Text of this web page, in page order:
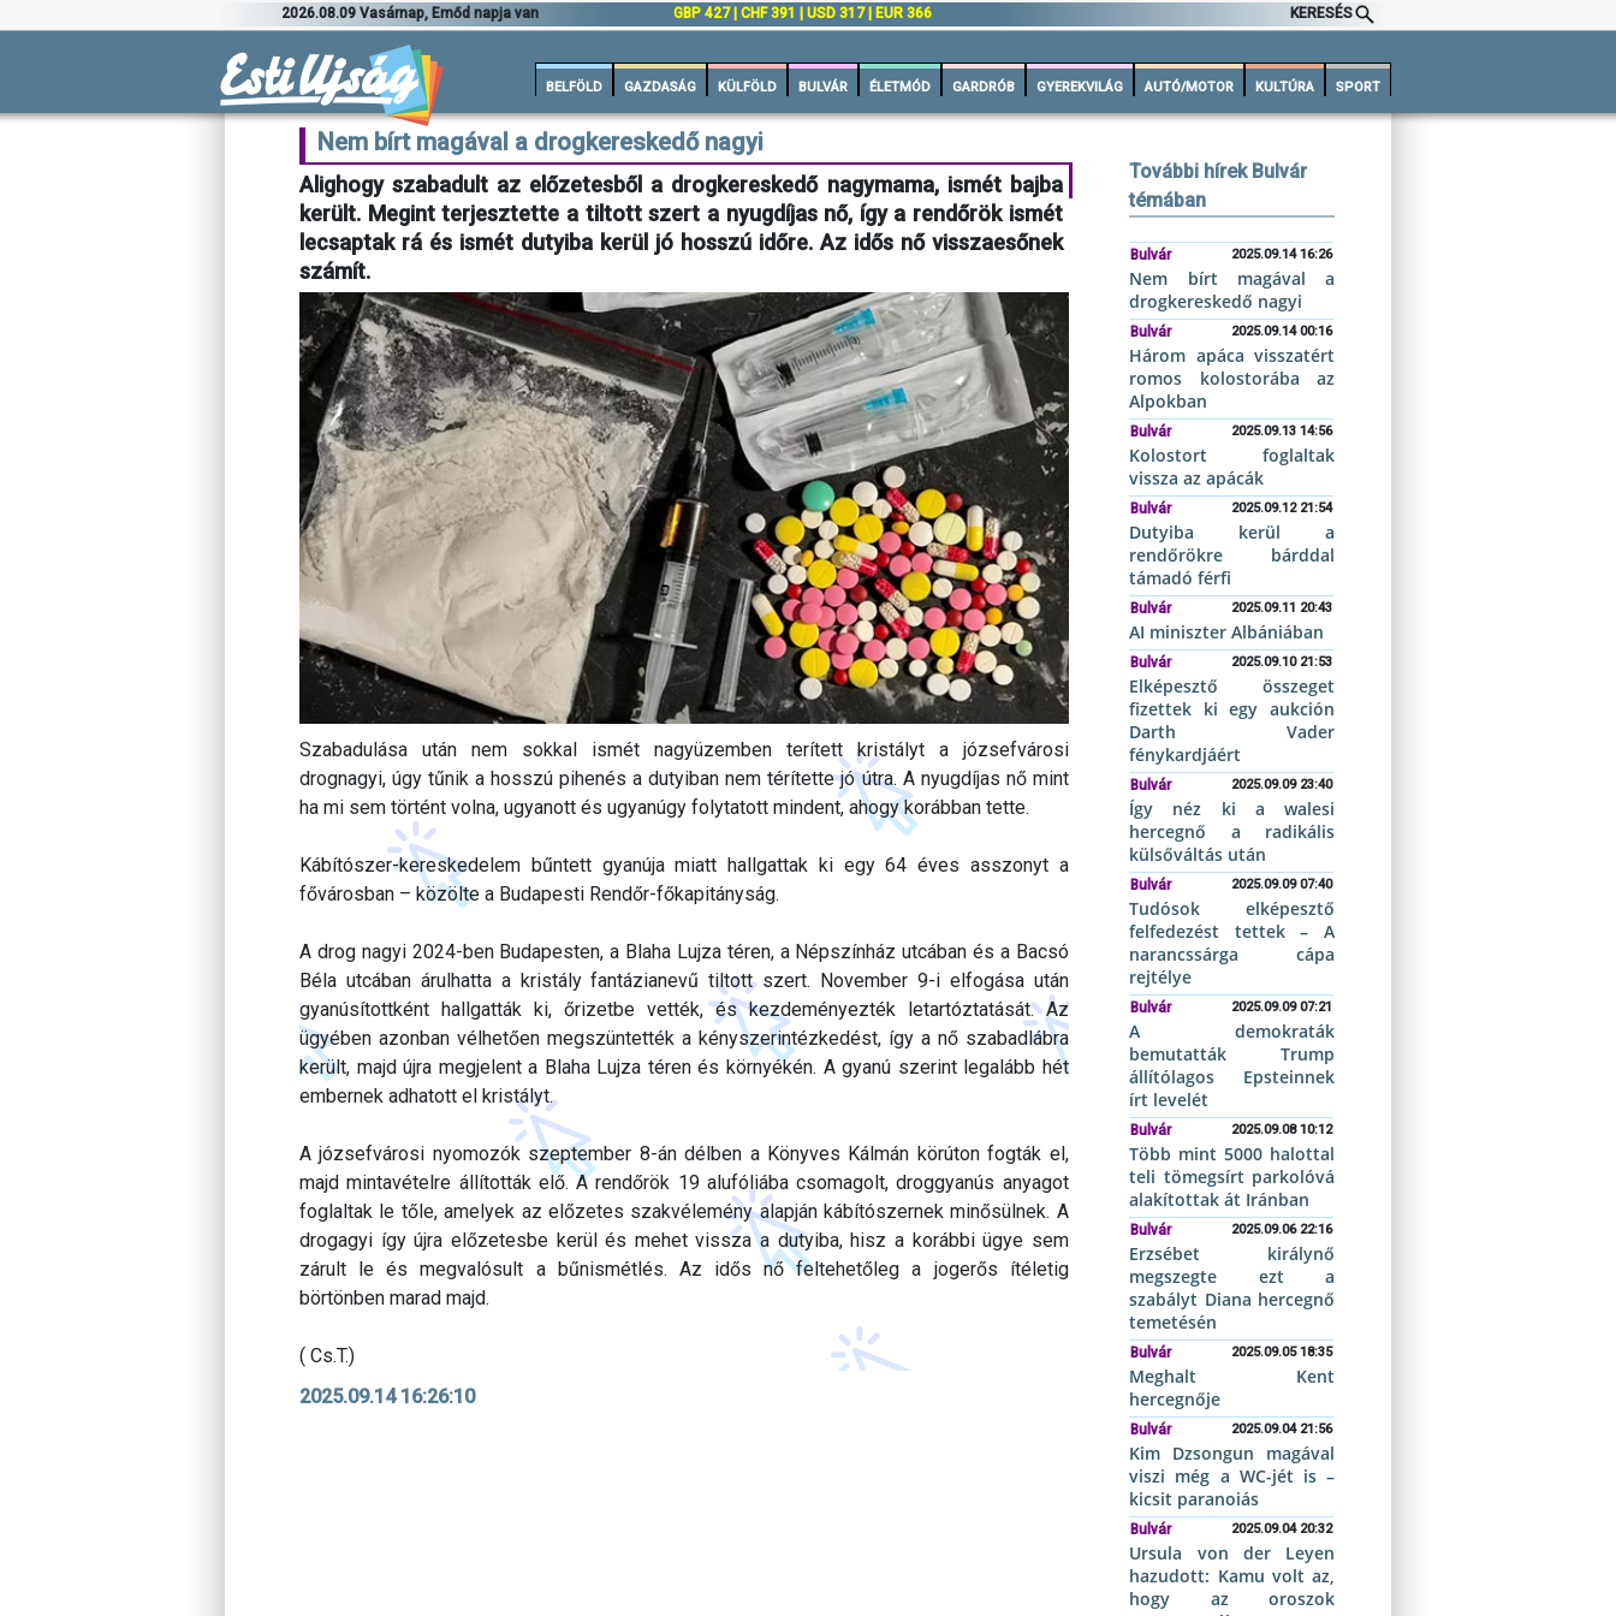
2026.08.09 Vasárnap, Emőd napja van GBP 427 | CHF 391 | USD 317 | EUR 366 KERESÉS
BELFÖLD GAZDASÁG KÜLFÖLD BULVÁR ÉLETMÓD GARDRÓB GYEREKVILÁG AUTÓ/MOTOR KULTÚRA SPORT
Nem bírt magával a drogkereskedő nagyi
Alighogy szabadult az előzetesből a drogkereskedő nagymama, ismét bajba
került. Megint terjesztette a tiltott szert a nyugdíjas nő, így a rendőrök ismét
lecsaptak rá és ismét dutyiba kerül jó hosszú időre. Az idős nő visszaesőnek
számít.
Szabadulása után nem sokkal ismét nagyüzemben terített kristályt a józsefvárosi
drognagyi, úgy tűnik a hosszú pihenés a dutyiban nem térítette jó útra. A nyugdíjas nő mint
ha mi sem történt volna, ugyanott és ugyanúgy folytatott mindent, ahogy korábban tette.
Kábítószer-kereskedelem bűntett gyanúja miatt hallgattak ki egy 64 éves asszonyt a
fővárosban – közölte a Budapesti Rendőr-főkapitányság.
A drog nagyi 2024-ben Budapesten, a Blaha Lujza téren, a Népszínház utcában és a Bacsó
Béla utcában árulhatta a kristály fantázianevű tiltott szert. November 9-i elfogása után
gyanúsítottként hallgatták ki, őrizetbe vették, és kezdeményezték letartóztatását. Az
ügyében azonban vélhetően megszüntették a kényszerintézkedést, így a nő szabadlábra
került, majd újra megjelent a Blaha Lujza téren és környékén. A gyanú szerint legalább hét
embernek adhatott el kristályt.
A józsefvárosi nyomozók szeptember 8-án délben a Könyves Kálmán körúton fogták el,
majd mintavételre állították elő. A rendőrök 19 alufóliába csomagolt, droggyanús anyagot
foglaltak le tőle, amelyek az előzetes szakvélemény alapján kábítószernek minősülnek. A
drogagyi így újra előzetesbe kerül és mehet vissza a dutyiba, hisz a korábbi ügye sem
zárult le és megvalósult a bűnismétlés. Az idős nő feltehetőleg a jogerős ítéletig
börtönben marad majd.
( Cs.T.)
2025.09.14 16:26:10
További hírek Bulvár
témában
Bulvár 2025.09.14 16:26
Nem bírt magával a
drogkereskedő nagyi
Bulvár 2025.09.14 00:16
Három apáca visszatért
romos kolostorába az
Alpokban
Bulvár 2025.09.13 14:56
Kolostort foglaltak
vissza az apácák
Bulvár 2025.09.12 21:54
Dutyiba kerül a
rendőrökre bárddal
támadó férfi
Bulvár 2025.09.11 20:43
AI miniszter Albániában
Bulvár 2025.09.10 21:53
Elképesztő összeget
fizettek ki egy aukción
Darth Vader
fénykardjáért
Bulvár 2025.09.09 23:40
Így néz ki a walesi
hercegnő a radikális
külsőváltás után
Bulvár 2025.09.09 07:40
Tudósok elképesztő
felfedezést tettek – A
narancssárga cápa
rejtélye
Bulvár 2025.09.09 07:21
A demokraták
bemutatták Trump
állítólagos Epsteinnek
írt levelét
Bulvár 2025.09.08 10:12
Több mint 5000 halottal
teli tömegsírt parkolóvá
alakítottak át Iránban
Bulvár 2025.09.06 22:16
Erzsébet királynő
megszegte ezt a
szabályt Diana hercegnő
temetésén
Bulvár 2025.09.05 18:35
Meghalt Kent
hercegnője
Bulvár 2025.09.04 21:56
Kim Dzsongun magával
viszi még a WC-jét is –
kicsit paranoiás
Bulvár 2025.09.04 20:32
Ursula von der Leyen
hazudott: Kamu volt az,
hogy az oroszok